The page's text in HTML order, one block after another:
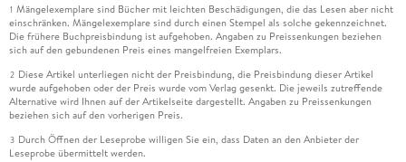
1 Mängelexemplare sind Bücher mit leichten Beschädigungen, die das Lesen aber nicht
einschränken. Mängelexemplare sind durch einen Stempel als solche gekennzeichnet.
Die frühere Buchpreisbindung ist aufgehoben. Angaben zu Preissenkungen beziehen
sich auf den gebundenen Preis eines mangelfreien Exemplars.
2 Diese Artikel unterliegen nicht der Preisbindung, die Preisbindung dieser Artikel
wurde aufgehoben oder der Preis wurde vom Verlag gesenkt. Die jeweils zutreffende
Alternative wird Ihnen auf der Artikelseite dargestellt. Angaben zu Preissenkungen
beziehen sich auf den vorherigen Preis.
3 Durch Öffnen der Leseprobe willigen Sie ein, dass Daten an den Anbieter der
Leseprobe übermittelt werden.